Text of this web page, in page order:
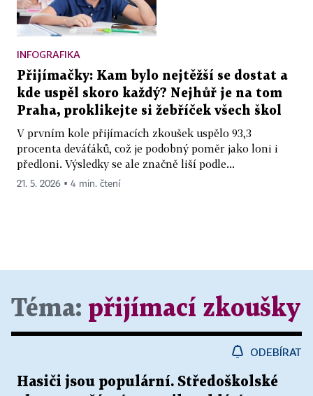
INFOGRAFIKA
Přijímačky: Kam bylo nejtěžší se dostat a
kde uspěl skoro každý? Nejhůř je na tom
Praha, proklikejte si žebříček všech škol
V prvním kole přijímacích zkoušek uspělo 93,3
procenta deváťáků, což je podobný poměr jako loni i
předloni. Výsledky se ale značně liší podle...
21. 5. 2026 ▪ 4 min. čtení
Téma: přijímací zkoušky
ODEBÍRAT
Hasiči jsou populární. Středoškolské